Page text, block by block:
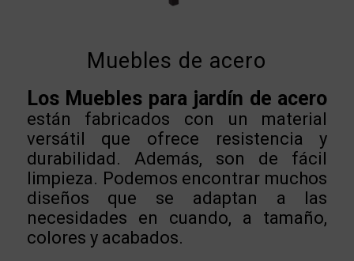
Muebles de acero
Los Muebles para jardín de acero
están fabricados con un material
versátil que ofrece resistencia y
durabilidad. Además, son de fácil
limpieza. Podemos encontrar muchos
diseños que se adaptan a las
necesidades en cuando, a tamaño,
colores y acabados.